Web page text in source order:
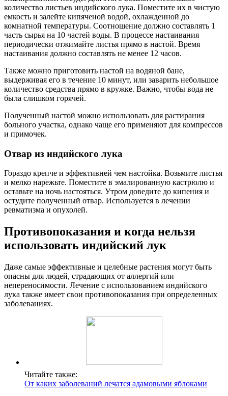
количество листьев индийского лука. Поместите их в чистую
емкость и залейте кипяченой водой, охлажденной до
комнатной температуры. Соотношение должно составлять 1
часть сырья на 10 частей воды. В процессе настаивания
периодически отжимайте листья прямо в настой. Время
настаивания должно составлять не менее 12 часов.
Также можно приготовить настой на водяной бане,
выдерживая его в течение 10 минут, или заварить небольшое
количество средства прямо в кружке. Важно, чтобы вода не
была слишком горячей.
Полученный настой можно использовать для растирания
больного участка, однако чаще его применяют для компрессов
и примочек.
Отвар из индийского лука
Гораздо крепче и эффективней чем настойка. Возьмите листья
и мелко нарежьте. Поместите в эмалированную кастрюлю и
оставьте на ночь настояться. Утром доведите до кипения и
остудите полученный отвар. Используется в лечении
ревматизма и опухолей.
Противопоказания и когда нельзя
использовать индийский лук
Даже самые эффективные и целебные растения могут быть
опасны для людей, страдающих от аллергий или
непереносимости. Лечение с использованием индийского
лука также имеет свои противопоказания при определенных
заболеваниях.
Читайте также:
От каких заболеваний лечатся адамовыми яблоками